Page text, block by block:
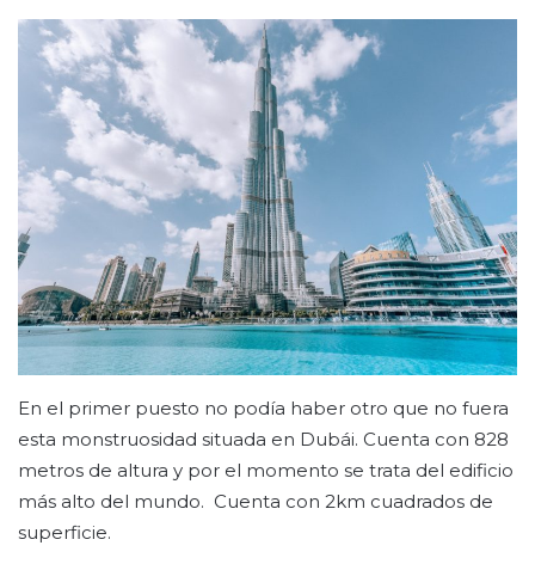
En el primer puesto no podía haber otro que no fuera
esta monstruosidad situada en Dubái. Cuenta con 828
metros de altura y por el momento se trata del edificio
más alto del mundo. Cuenta con 2km cuadrados de
superficie.